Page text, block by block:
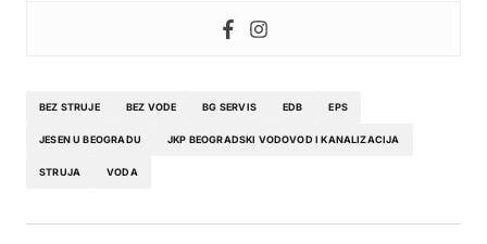
BEZ STRUJE BEZ VODE BG SERVIS EDB EPS
JESEN U BEOGRADU JKP BEOGRADSKI VODOVOD I KANALIZACIJA
STRUJA VODA